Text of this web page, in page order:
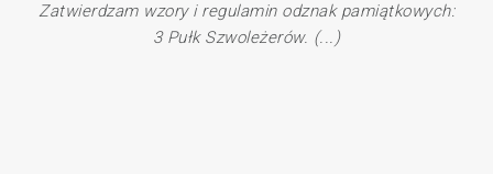
Zatwierdzam wzory i regulamin odznak pamiątkowych:
3 Pułk Szwoleżerów. (...)